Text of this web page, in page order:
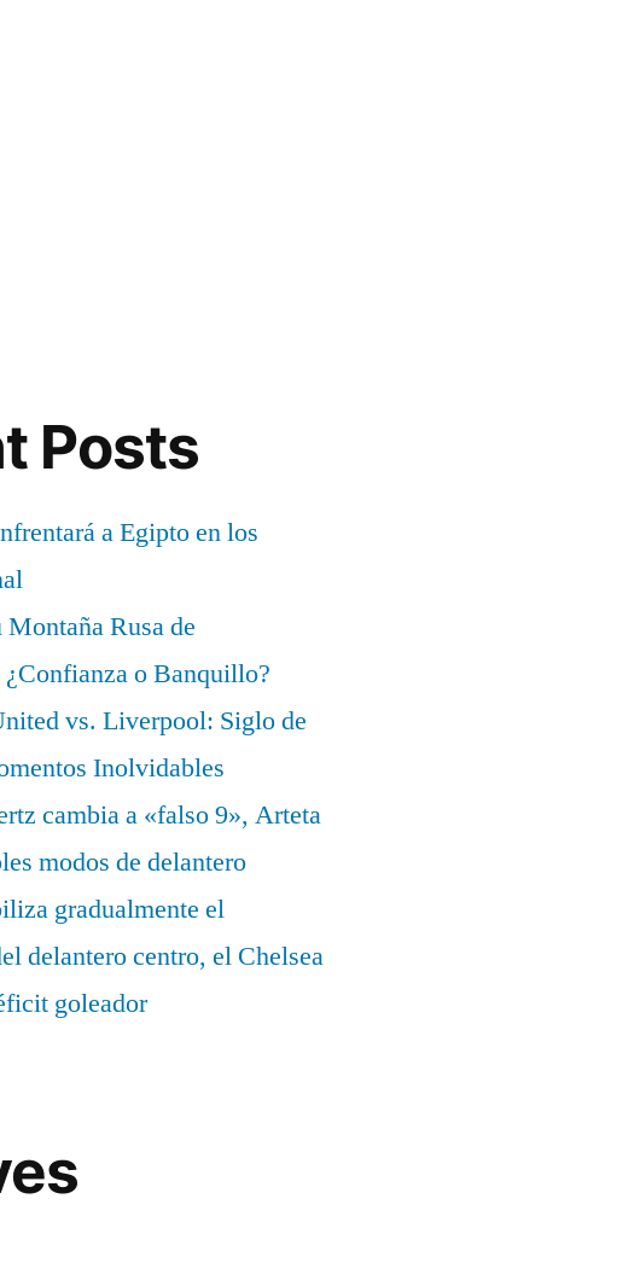
Posts
a Egipto en los
Rusa de
o Banquillo?
vs. Liverpool: Siglo de
Inolvidables
cambia a «falso 9», Arteta
modos de delantero
gradualmente el
delantero centro, el Chelsea
goleador